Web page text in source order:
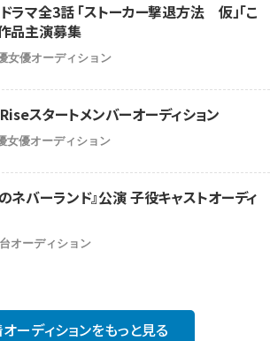
マ全3話 「ストーカー撃退方法 仮」「こ
品主演募集
女優オーディション
スタートメンバーオーディション
女優オーディション
ネバーランド』公演 子役キャストオーディ
オーディション
ーディションをもっと見る